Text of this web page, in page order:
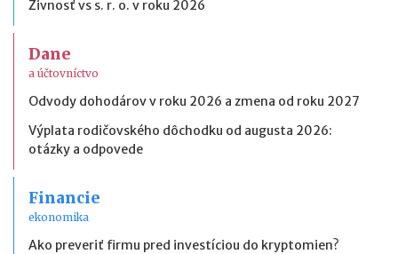
Živnosť vs s. r. o. v roku 2026
Dane
a účtovníctvo
Odvody dohodárov v roku 2026 a zmena od roku 2027
Výplata rodičovského dôchodku od augusta 2026:
otázky a odpovede
Financie
ekonomika
Ako preveriť firmu pred investíciou do kryptomien?